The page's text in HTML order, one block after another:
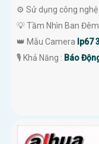
⚙ Sử dụng công nghệ
💡 Tầm Nhìn Ban Đêm
👑 Mẫu Camera Ip67
️🎙 Khả Năng : Báo